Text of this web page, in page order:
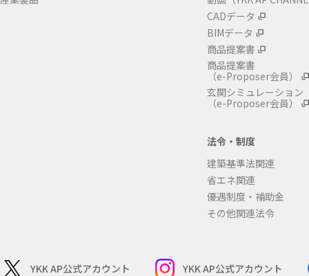
CADデータ
BIMデータ
商品提案書
商品提案書
（e-Proposer会員）
玄関シミュレーション
（e-Proposer会員）
法令・制度
建築基準法関連
省エネ関連
優遇制度・補助金
その他関連法令
YKK AP公式アカウント YKK AP公式アカウント